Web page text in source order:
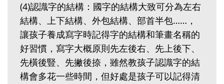
(4)認識字的結構：國字的結構大致可分為左右
結構、上下結構、外包結構、部首半包……，
讓孩子養成寫字時記得字的結構和筆畫名稱的
好習慣，寫字大概原則先左後右、先上後下、
先橫後豎、先撇後捺，雖然教孩子認識字的結
構會多花一些時間，但好處是孩子可以記得清